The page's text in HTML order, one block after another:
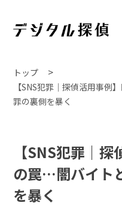
トップ
【SNS犯罪｜探偵活用事
罪の裏側を暴く
【SNS犯罪｜
の罠…闇バイト
を暴く